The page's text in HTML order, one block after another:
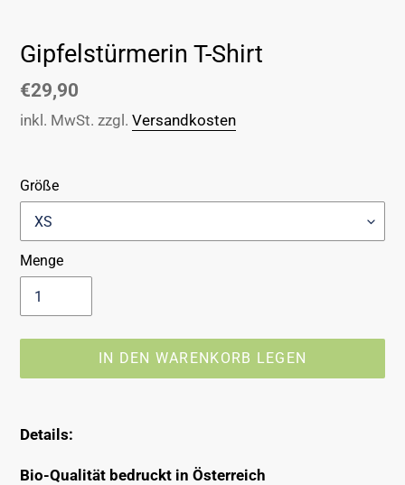
Gipfelstürmerin T-Shirt
Normaler
Preis
€29,90
inkl. MwSt. zzgl. Versandkosten
Größe
Menge
IN DEN WARENKORB LEGEN
wird
Warenkorb
Details:
Bio-Qualität bedruckt in Österreich